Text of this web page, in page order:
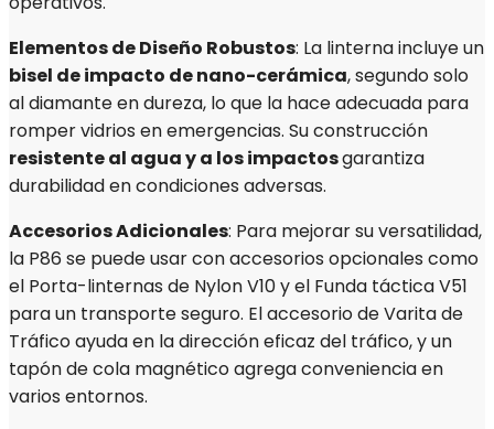
Elementos de Diseño Robustos: La linterna incluye un
bisel de impacto de nano-cerámica, segundo solo
al diamante en dureza, lo que la hace adecuada para
romper vidrios en emergencias. Su construcción
resistente al agua y a los impactosgarantiza
durabilidad en condiciones adversas.
Accesorios Adicionales: Para mejorar su versatilidad,
la P86 se puede usar con accesorios opcionales como
el Porta-linternas de Nylon V10 y el Funda táctica V51
para un transporte seguro. El accesorio de Varita de
Tráfico ayuda en la dirección eficaz del tráfico, y un
tapón de cola magnético agrega conveniencia en
varios entornos.